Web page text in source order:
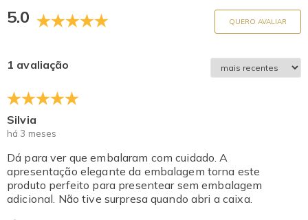
5.0 QUERO AVALIAR
1 avaliação
Silvia
há 3 meses
Dá para ver que embalaram com cuidado. A
apresentação elegante da embalagem torna este
produto perfeito para presentear sem embalagem
adicional. Não tive surpresa quando abri a caixa.